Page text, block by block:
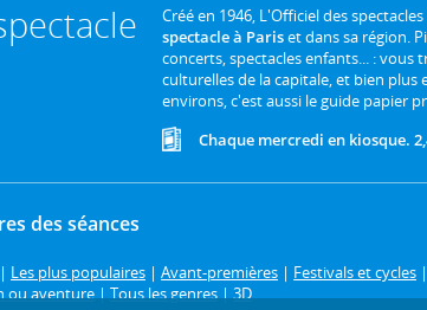
Créé en 1946, L'Officiel des
spectacle à Pariset dans sa région.
concerts, spectacles enfants... :
culturelles de la capitale, et bien plus
environs, c'est aussi le guide papier
Chaque mercredi en kiosque.
des séances
| Les plus populaires | Avant-premières | Festivals et cycles
ou aventure|Tous les genres|3D